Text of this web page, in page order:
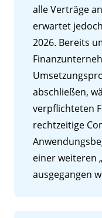
alle Verträge
erwartet
2026. Bereits
abschließen,
verpflichteten
rechtzeitige
einer weiteren
ausgegangen